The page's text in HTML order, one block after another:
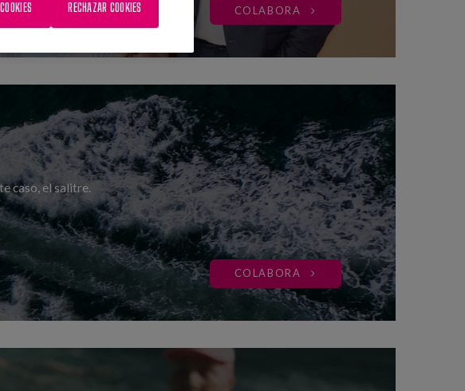
COLABORA
caso, el salitre.
COLABORA
RECHAZAR COOKIES